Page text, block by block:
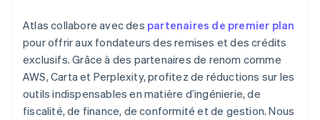
Atlas collabore avec des partenaires de premier plan
pour offrir aux fondateurs des remises et des crédits
exclusifs. Grâce à des partenaires de renom comme
AWS, Carta et Perplexity, profitez de réductions sur les
outils indispensables en matière d’ingénierie, de
fiscalité, de finance, de conformité et de gestion. Nous